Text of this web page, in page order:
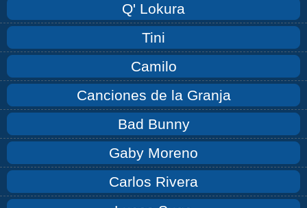
Q' Lokura
Tini
Camilo
Canciones de la Granja
Bad Bunny
Gaby Moreno
Carlos Rivera